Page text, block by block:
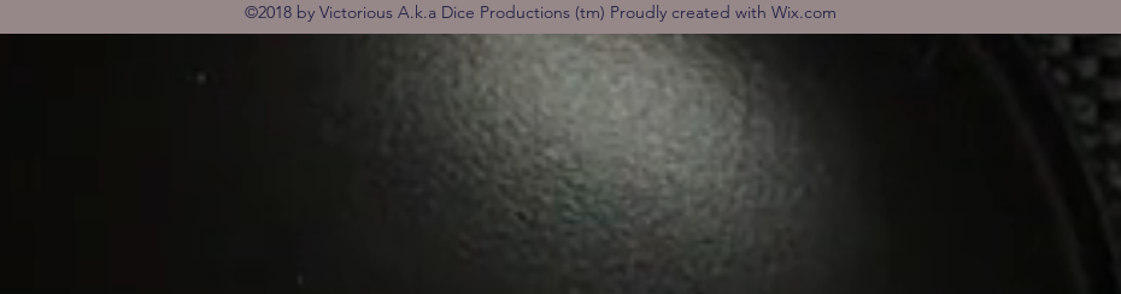
©2018 by Victorious A.k.a Dice Productions (tm) Proudly created with Wix.com